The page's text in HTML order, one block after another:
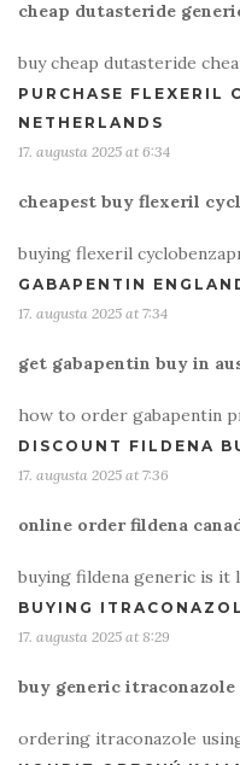
cheap dutasteride
buy cheap dutasteride
PURCHASE FLEXERIL
NETHERLANDS
17. augusta 2025 at 6:34
cheapest buy flexeril
buying flexeril
GABAPENTIN
17. augusta 2025 at 7:34
get gabapentin buy in
how to order gabapentin
DISCOUNT FILDENA
17. augusta 2025 at 7:36
online order fildena
buying fildena generic is it
BUYING
17. augusta 2025 at 8:29
buy generic itraconazole
ordering itraconazole